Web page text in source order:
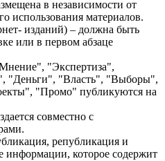
в независимости от
использования материалов.
изданий) – должна быть
или в первом абзаце
"Экспертиза",
"Деньги", "Власть", "Выборы",
"Промо" публикуются на
совместно с
републикация и
информации, которое содержит